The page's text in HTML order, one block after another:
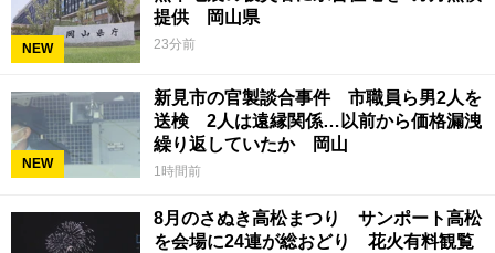
NEW
提供 岡山県
23分前
NEW
新見市の官製談合事件 市職員ら男2人を
送検 2人は遠縁関係…以前から価格漏洩
繰り返していたか 岡山
1時間前
8月のさぬき高松まつり サンポート高松
を会場に24連が総おどり 花火有料観覧